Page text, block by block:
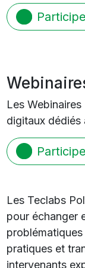
Les
digitaux dédiés
Les Teclabs
pour échanger
pratiques et
intervenants